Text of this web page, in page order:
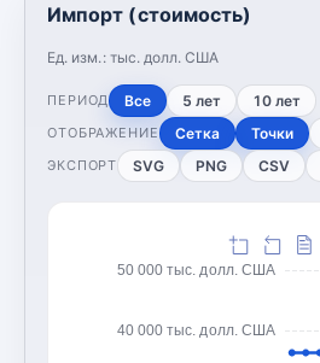
Импорт (стоимость)
Ед. изм.: тыс. долл. США
ПЕРИОД Все 5 лет 10 лет
ОТОБРАЖЕНИЕ Сетка Точки
ЭКСПОРТ SVG PNG CSV
40 000 тыс. долл. США
50 000 тыс. долл. США